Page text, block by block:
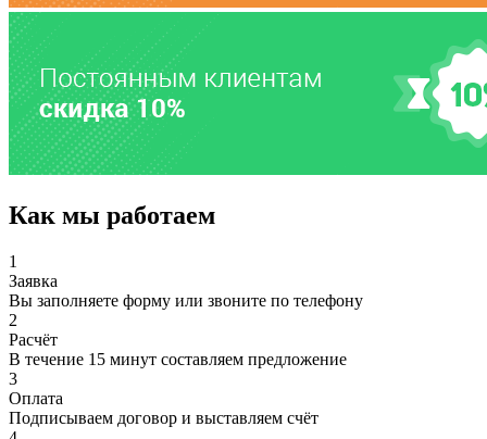
Как мы работаем
1
Заявка
Вы заполняете форму или звоните по телефону
2
Расчёт
В течение 15 минут составляем предложение
3
Оплата
Подписываем договор и выставляем счёт